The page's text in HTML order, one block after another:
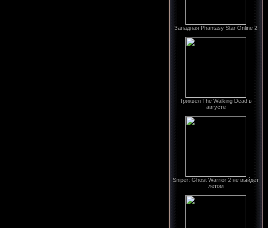
Западная Phantasy Star Online 2
Триквел The Walking Dead в
августе
Sniper: Ghost Warrior 2 не выйдет
летом